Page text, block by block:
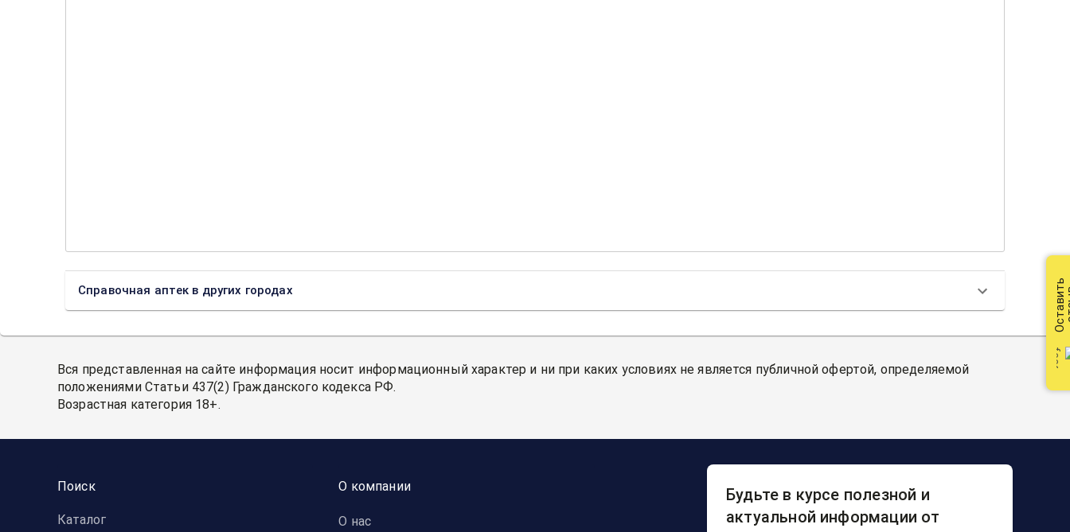
Справочная аптек в других городах
Вся представленная на сайте информация носит информационный характер и ни при каких условиях не является публичной офертой, определяемой
положениями Статьи 437(2) Гражданского кодекса РФ.
Возрастная категория 18+.
Поиск
Каталог
О компании
О нас
Будьте в курсе полезной и
актуальной информации от
Оставить